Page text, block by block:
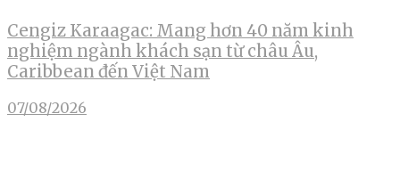
Cengiz Karaagac: Mang hơn 40 năm kinh
nghiệm ngành khách sạn từ châu Âu,
Caribbean đến Việt Nam
07/08/2026